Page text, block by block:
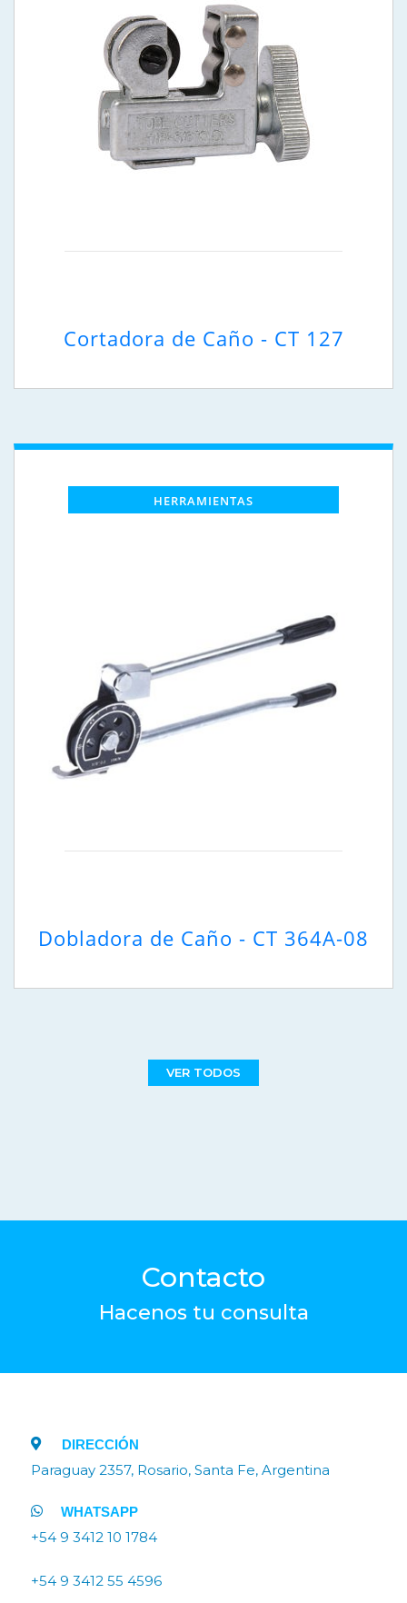
Cortadora de Caño - CT 127
HERRAMIENTAS
Dobladora de Caño - CT 364A-08
VER TODOS
Contacto
Hacenos tu consulta
DIRECCIÓN
Paraguay 2357, Rosario, Santa Fe, Argentina
WHATSAPP
+54 9 3412 10 1784
+54 9 3412 55 4596